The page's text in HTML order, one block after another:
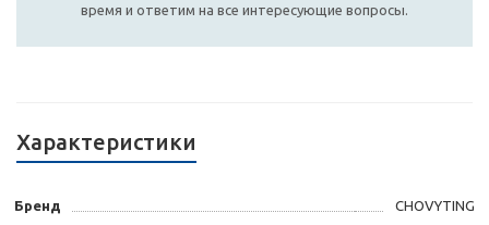
время и ответим на все интересующие вопросы.
Характеристики
Бренд CHOVYTING